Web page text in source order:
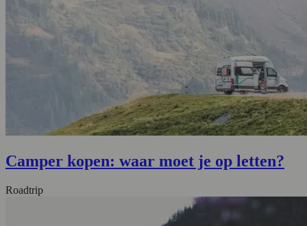
Camper kopen: waar moet je op letten?
Roadtrip